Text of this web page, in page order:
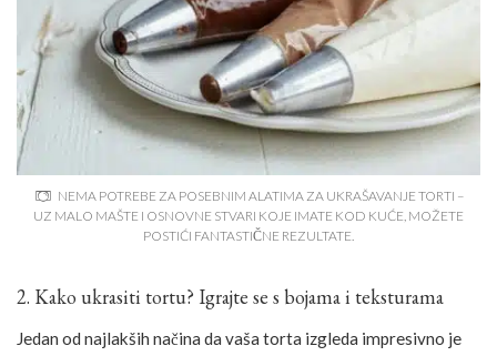
NEMA POTREBE ZA POSEBNIM ALATIMA ZA UKRAŠAVANJE TORTI –
UZ MALO MAŠTE I OSNOVNE STVARI KOJE IMATE KOD KUĆE, MOŽETE
POSTIĆI FANTASTIČNE REZULTATE.
2. Kako ukrasiti tortu? Igrajte se s bojama i teksturama
Jedan od najlakših načina da vaša torta izgleda impresivno je